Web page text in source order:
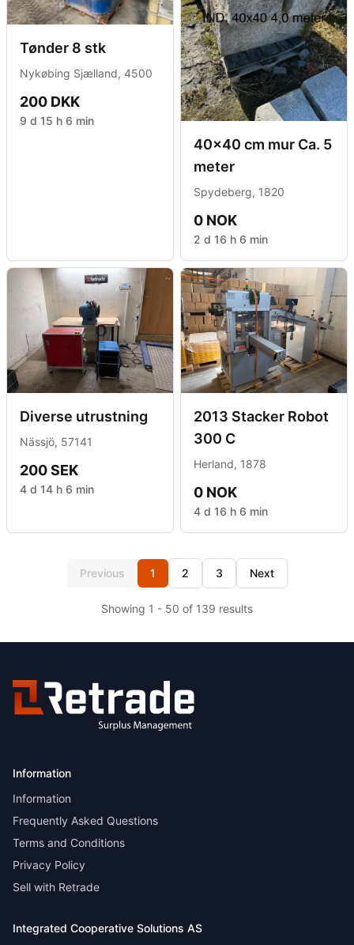
Tønder 8 stk
Nykøbing Sjælland, 4500
200 DKK
9 d 15 h 6 min
40x40 cm mur Ca. 5
meter
Spydeberg, 1820
0 NOK
2 d 16 h 6 min
Diverse utrustning
Nässjö, 57141
200 SEK
4 d 14 h 6 min
2013 Stacker Robot
300 C
Herland, 1878
0 NOK
4 d 16 h 6 min
Previous 1 2 3 Next
Showing 1 - 50 of 139 results
Information
Information
Frequently Asked Questions
Terms and Conditions
Privacy Policy
Sell with Retrade
Integrated Cooperative Solutions AS